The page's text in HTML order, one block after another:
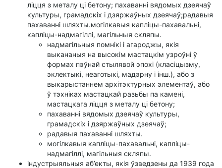
ліцця з металу ці бетону; пахаванні вядомых дзеячаў
культуры, грамадскіх і дзяржаўных дзеячаў;радавыя
пахаванні шляхты.могілкавыя капліцы-пахавальні,
капліцы-надмагіллі, магільныя скляпы.
надмагільныя помнікі і агароджы, якія
выкананыя на высокім мастацкім узроўні ў
формах пэўнай стылявой эпохі (класіцызму,
эклектыкі, неаготыкі, мадэрну і інш.), або з
выкарыстаннем архітэктурных элементаў, або
ў тэхніках мастацкай разьбы па камені,
мастацкага ліцця з металу ці бетону;
пахаванні вядомых дзеячаў культуры,
грамадскіх і дзяржаўных дзеячаў;
радавыя пахаванні шляхты.
могілкавыя капліцы-пахавальні, капліцы-
надмагіллі, магільныя скляпы.
індустрыяльныя аб’екты, якія ўзведзены да 1939 года